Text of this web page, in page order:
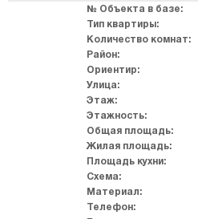
№ Объекта в базе:
Тип квартиры:
Количество комнат:
Район:
Ориентир:
Улица:
Этаж:
Этажность:
Общая площадь:
Жилая площадь:
Площадь кухни:
Схема:
Материал:
Телефон: